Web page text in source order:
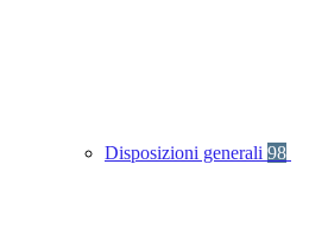
Disposizioni generali 98